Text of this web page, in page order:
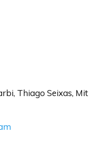
Thiago Seixas, Mit